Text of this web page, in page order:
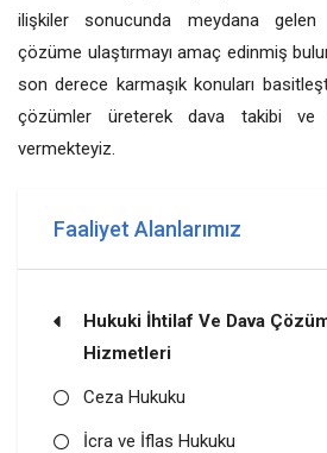
ilişkiler sonucunda meydana gelen
çözüme ulaştırmayı amaç edinmiş
son derece karmaşık konuları
çözümler üreterek dava takibi ve
vermekteyiz.
Faaliyet Alanlarımız
Hukuki İhtilaf Ve Dava
Hizmetleri
Ceza Hukuku
İcra ve İflas Hukuku